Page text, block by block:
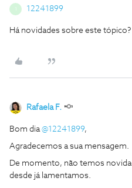
12241899
Há novidades sobre este tópico?
Rafaela F.
Bom dia ​@12241899,
Agradecemos a sua mensagem.
De momento, não temos
desde já lamentamos.